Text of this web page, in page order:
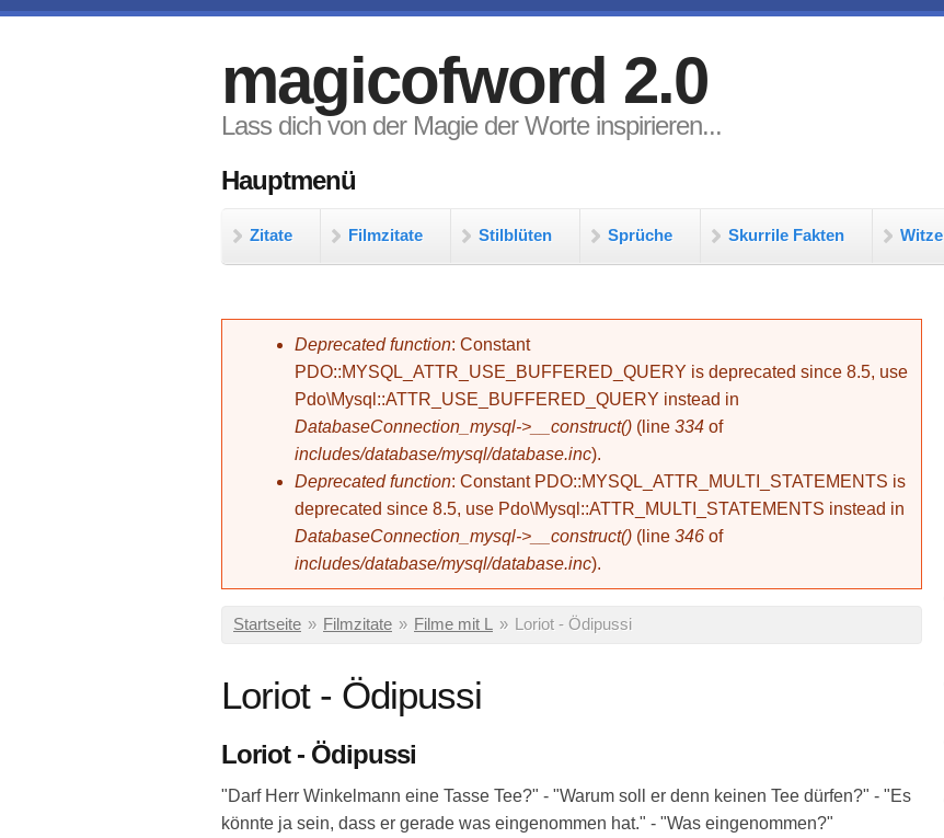
magicofword 2.0
Lass dich von der Magie der Worte inspirieren...
Hauptmenü
Zitate Filmzitate Stilblüten Sprüche Skurrile Fakten Witze
Fehlermeldung
Deprecated function: Constant
PDO::MYSQL_ATTR_USE_BUFFERED_QUERY is deprecated since 8.5, use
Pdo\Mysql::ATTR_USE_BUFFERED_QUERY instead in
DatabaseConnection_mysql->__construct() (line 334 of
includes/database/mysql/database.inc).
Deprecated function: Constant PDO::MYSQL_ATTR_MULTI_STATEMENTS is
deprecated since 8.5, use Pdo\Mysql::ATTR_MULTI_STATEMENTS instead in
DatabaseConnection_mysql->__construct() (line 346 of
includes/database/mysql/database.inc).
Sie sind hier
Startseite » Filmzitate » Filme mit L » Loriot - Ödipussi
Loriot - Ödipussi
Loriot - Ödipussi
"Darf Herr Winkelmann eine Tasse Tee?" - "Warum soll er denn keinen Tee dürfen?" - "Es
könnte ja sein, dass er gerade was eingenommen hat." - "Was eingenommen?"